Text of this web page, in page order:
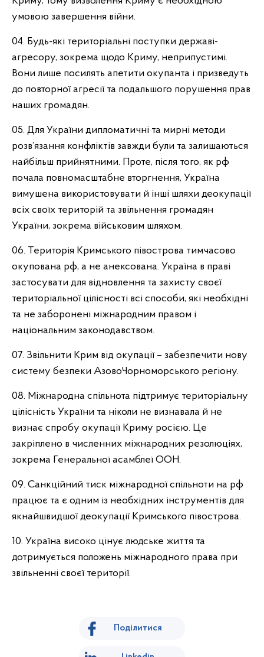
умовою завершення війни.
04. Будь-які територіальні поступки державі-
агресору, зокрема щодо Криму, неприпустимі.
Вони лише посилять апетити окупанта і призведуть
до повторної агресії та подальшого порушення прав
наших громадян.
05. Для України дипломатичні та мирні методи
розв’язання конфліктів завжди були та залишаються
найбільш прийнятними. Проте, після того, як рф
почала повномасштабне вторгнення, Україна
вимушена використовувати й інші шляхи деокупації
всіх своїх територій та звільнення громадян
України, зокрема військовим шляхом.
06. Територія Кримського півострова тимчасово
окупована рф, а не анексована. Україна в праві
застосувати для відновлення та захисту своєї
територіальної цілісності всі способи, які необхідні
та не заборонені міжнародним правом і
національним законодавством.
07. Звільнити Крим від окупації – забезпечити нову
систему безпеки АзовоЧорноморського регіону.
08. Міжнародна спільнота підтримує територіальну
цілісність України та ніколи не визнавала й не
визнає спробу окупації Криму росією. Це
закріплено в численних міжнародних резолюціях,
зокрема Генеральної асамблеї ООН.
09. Санкційний тиск міжнародної спільноти на рф
працює та є одним із необхідних інструментів для
якнайшвидшої деокупації Кримського півострова.
10. Україна високо цінує людське життя та
дотримується положень міжнародного права при
звільненні своєї території.
Поділитися